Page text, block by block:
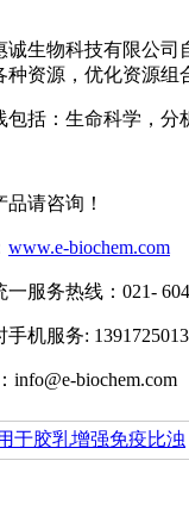
诚生物科技有限公
种资源，优化资源组
包括：生命科学，分
品请咨询！
www.e-biochem.com
一服务热线：021-
手机服务:
info@e-biochem.com
于胶乳增强免疫比浊